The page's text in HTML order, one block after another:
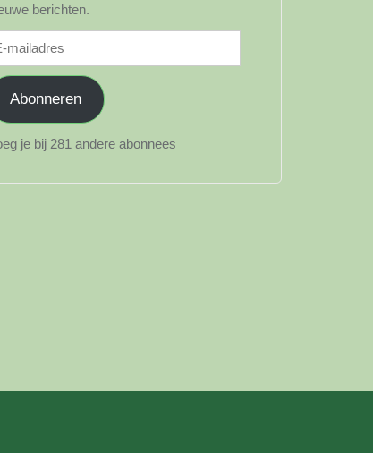
berichten.
Abonneren
je bij 281 andere abonnees